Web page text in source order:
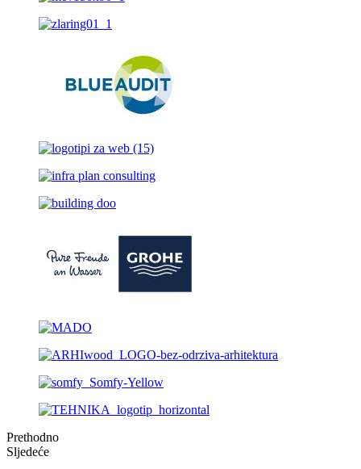
Prethodno
Sljedeće